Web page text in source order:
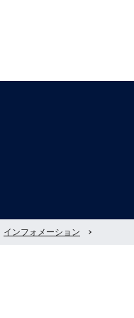
インフォメーション